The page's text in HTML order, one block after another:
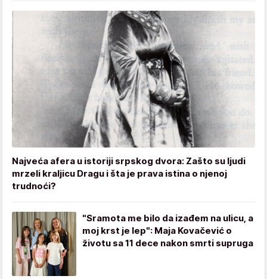
Najveća afera u istoriji srpskog dvora: Zašto su ljudi
mrzeli kraljicu Dragu i šta je prava istina o njenoj
trudnoći?
"Sramota me bilo da izađem na ulicu, a
moj krst je lep": Maja Kovačević o
životu sa 11 dece nakon smrti supruga